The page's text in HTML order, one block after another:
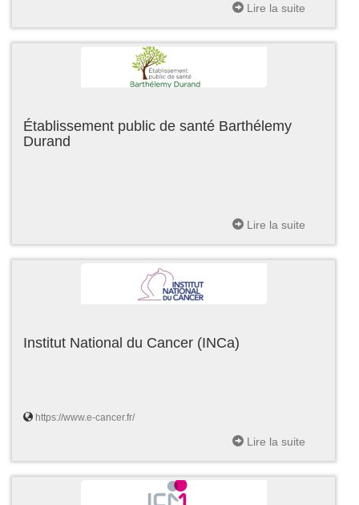
Lire la suite
Établissement public de santé Barthélemy
Durand
Lire la suite
Institut National du Cancer (INCa)
https://www.e-cancer.fr/
Lire la suite